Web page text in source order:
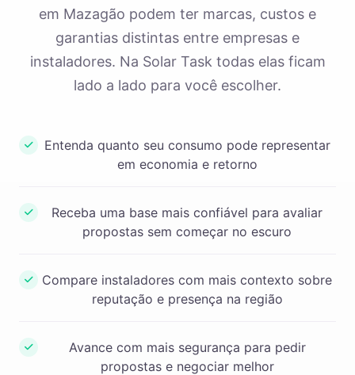
em Mazagão podem ter marcas, custos e
garantias distintas entre empresas e
instaladores. Na Solar Task todas elas ficam
lado a lado para você escolher.
Entenda quanto seu consumo pode representar
em economia e retorno
Receba uma base mais confiável para avaliar
propostas sem começar no escuro
Compare instaladores com mais contexto sobre
reputação e presença na região
Avance com mais segurança para pedir
propostas e negociar melhor